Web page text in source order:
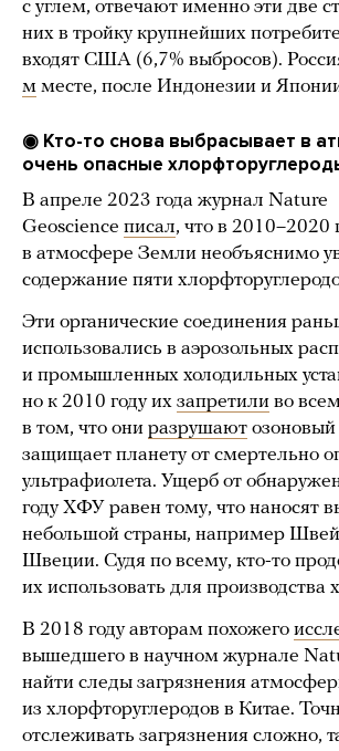
с углем, отвечают именно эти две
них в тройку крупнейших
входят США (6,7% выбросов).
м месте, после Индонезии и
◉ Кто-то снова выбрасывает в
очень опасные
В апреле 2023 года журнал Nature
Geoscience писал, что в 2010–2020
в атмосфере Земли необъяснимо
содержание пяти
Эти органические соединения
использовались в аэрозольных
и промышленных холодильных
но к 2010 году их запретили во
в том, что они разрушают
защищает планету от смертельно
ультрафиолета. Ущерб от
году ХФУ равен тому, что наносят
небольшой страны, например
Швеции. Судя по всему, кто-то
их использовать для производства
В 2018 году авторам похожего
вышедшего в научном журнале
найти следы загрязнения
из хлорфторуглеродов в Китае.
отслеживать загрязнения сложно,